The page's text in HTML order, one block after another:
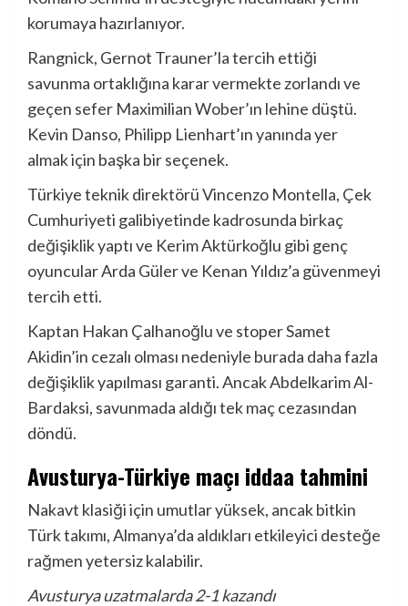
korumaya hazırlanıyor.
Rangnick, Gernot Trauner’la tercih ettiği
savunma ortaklığına karar vermekte zorlandı ve
geçen sefer Maximilian Wober’ın lehine düştü.
Kevin Danso, Philipp Lienhart’ın yanında yer
almak için başka bir seçenek.
Türkiye teknik direktörü Vincenzo Montella, Çek
Cumhuriyeti galibiyetinde kadrosunda birkaç
değişiklik yaptı ve Kerim Aktürkoğlu gibi genç
oyuncular Arda Güler ve Kenan Yıldız’a güvenmeyi
tercih etti.
Kaptan Hakan Çalhanoğlu ve stoper Samet
Akidin’in cezalı olması nedeniyle burada daha fazla
değişiklik yapılması garanti. Ancak Abdelkarim Al-
Bardaksi, savunmada aldığı tek maç cezasından
döndü.
Avusturya-Türkiye maçı iddaa tahmini
Nakavt klasiği için umutlar yüksek, ancak bitkin
Türk takımı, Almanya’da aldıkları etkileyici desteğe
rağmen yetersiz kalabilir.
Avusturya uzatmalarda 2-1 kazandı